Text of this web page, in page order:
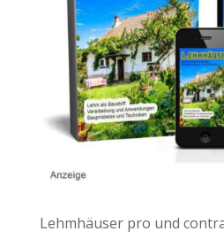
Lehmhäuser pro und